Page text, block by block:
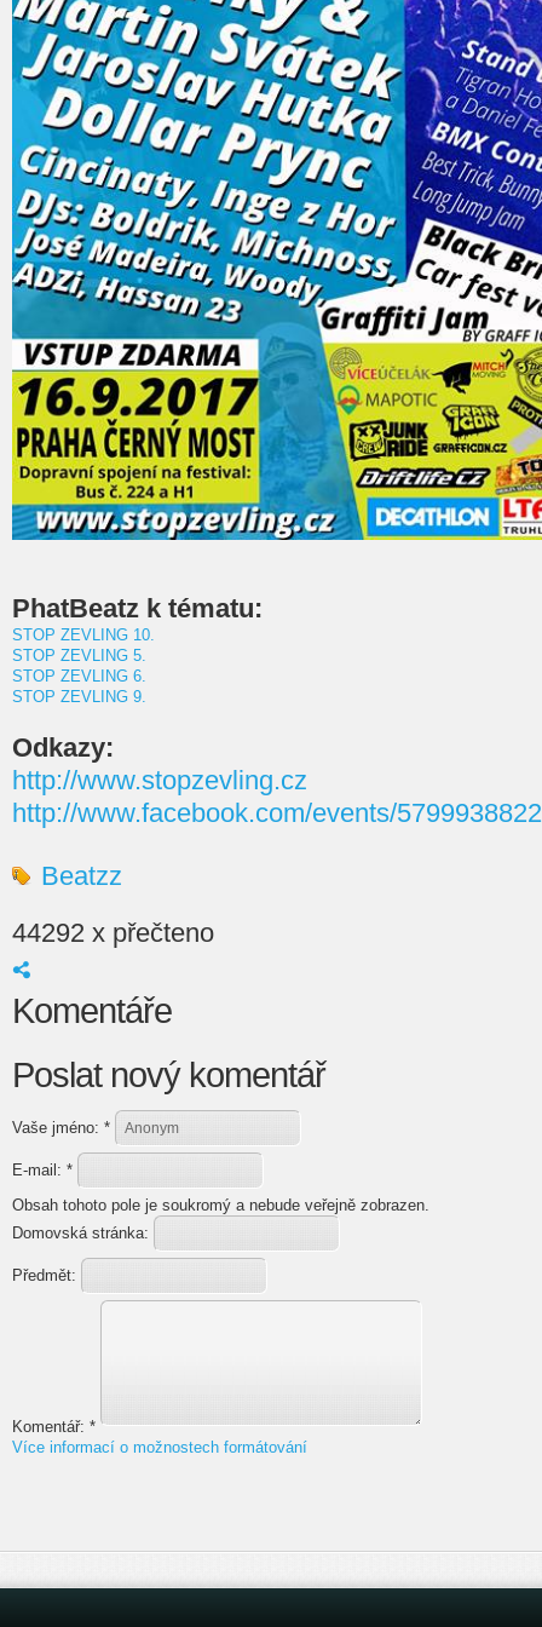
PhatBeatz k tématu:
STOP ZEVLING 10.
STOP ZEVLING 5.
STOP ZEVLING 6.
STOP ZEVLING 9.
Odkazy:
http://www.stopzevling.cz
http://www.facebook.com/events/
Beatzz
44292 x přečteno
Komentáře
Poslat nový komentář
Vaše jméno: *
E-mail: *
Obsah tohoto pole je soukromý a nebude veřejně zobrazen.
Domovská stránka:
Předmět:
Komentář: *
Více informací o možnostech formátování